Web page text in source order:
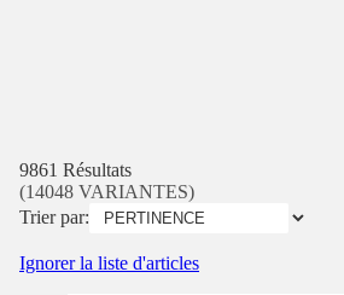
9861 Résultats
(14048 VARIANTES)
Trier par:
Ignorer la liste d'articles